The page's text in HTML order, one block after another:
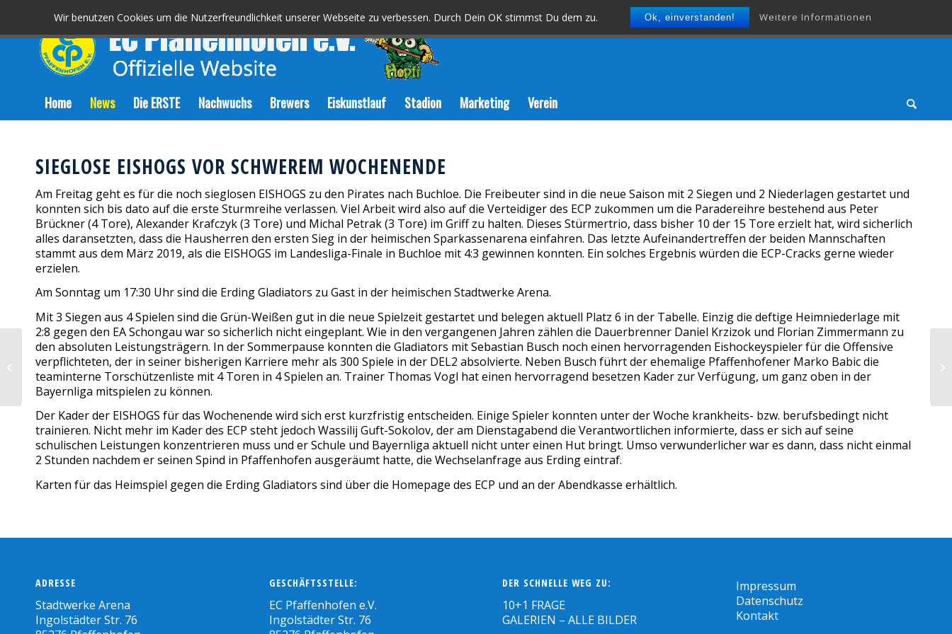
Wir benutzen Cookies um die Nutzerfreundlichkeit unserer Webseite zu verbessen. Durch Dein OK stimmst Du dem zu. Ok, einverstanden! Weitere Informationen
Home News Die ERSTE Nachwuchs Brewers Eiskunstlauf Stadion Marketing Verein
SIEGLOSE EISHOGS VOR SCHWEREM WOCHENENDE
Am Freitag geht es für die noch sieglosen EISHOGS zu den Pirates nach Buchloe. Die Freibeuter sind in die neue Saison mit 2 Siegen und 2 Niederlagen gestartet und
konnten sich bis dato auf die erste Sturmreihe verlassen. Viel Arbeit wird also auf die Verteidiger des ECP zukommen um die Paradereihre bestehend aus Peter
Brückner (4 Tore), Alexander Krafczyk (3 Tore) und Michal Petrak (3 Tore) im Griff zu halten. Dieses Stürmertrio, dass bisher 10 der 15 Tore erzielt hat, wird sicherlich
alles daransetzten, dass die Hausherren den ersten Sieg in der heimischen Sparkassenarena einfahren. Das letzte Aufeinandertreffen der beiden Mannschaften
stammt aus dem März 2019, als die EISHOGS im Landesliga-Finale in Buchloe mit 4:3 gewinnen konnten. Ein solches Ergebnis würden die ECP-Cracks gerne wieder
erzielen.
Am Sonntag um 17:30 Uhr sind die Erding Gladiators zu Gast in der heimischen Stadtwerke Arena.
Mit 3 Siegen aus 4 Spielen sind die Grün-Weißen gut in die neue Spielzeit gestartet und belegen aktuell Platz 6 in der Tabelle. Einzig die deftige Heimniederlage mit
2:8 gegen den EA Schongau war so sicherlich nicht eingeplant. Wie in den vergangenen Jahren zählen die Dauerbrenner Daniel Krzizok und Florian Zimmermann zu
den absoluten Leistungsträgern. In der Sommerpause konnten die Gladiators mit Sebastian Busch noch einen hervorragenden Eishockeyspieler für die Offensive
verpflichteten, der in seiner bisherigen Karriere mehr als 300 Spiele in der DEL2 absolvierte. Neben Busch führt der ehemalige Pfaffenhofener Marko Babic die
teaminterne Torschützenliste mit 4 Toren in 4 Spielen an. Trainer Thomas Vogl hat einen hervorragend besetzen Kader zur Verfügung, um ganz oben in der
Bayernliga mitspielen zu können.
Der Kader der EISHOGS für das Wochenende wird sich erst kurzfristig entscheiden. Einige Spieler konnten unter der Woche krankheits- bzw. berufsbedingt nicht
trainieren. Nicht mehr im Kader des ECP steht jedoch Wassilij Guft-Sokolov, der am Dienstagabend die Verantwortlichen informierte, dass er sich auf seine
schulischen Leistungen konzentrieren muss und er Schule und Bayernliga aktuell nicht unter einen Hut bringt. Umso verwunderlicher war es dann, dass nicht einmal
2 Stunden nachdem er seinen Spind in Pfaffenhofen ausgeräumt hatte, die Wechselanfrage aus Erding eintraf.
Karten für das Heimspiel gegen die Erding Gladiators sind über die Homepage des ECP und an der Abendkasse erhältlich.
ADRESSE
Stadtwerke Arena
Ingolstädter Str. 76
GESCHÄFTSSTELLE:
EC Pfaffenhofen e.V.
Ingolstädter Str. 76
DER SCHNELLE WEG ZU:
10+1 FRAGE
GALERIEN – ALLE BILDER
Impressum
Datenschutz
Kontakt
EISHOGS weiter ohne Sieg